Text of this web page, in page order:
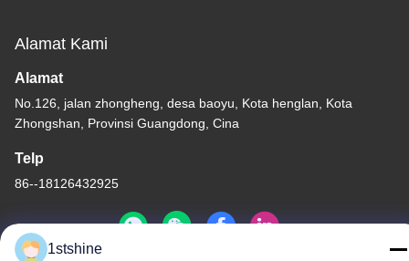
Alamat Kami
Alamat
No.126, jalan zhongheng, desa baoyu, Kota henglan, Kota
Zhongshan, Provinsi Guangdong, Cina
Telp
86--18126432925
1stshine